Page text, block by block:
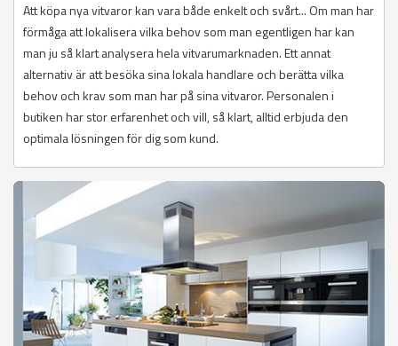
Att köpa nya vitvaror kan vara både enkelt och svårt... Om man har
förmåga att lokalisera vilka behov som man egentligen har kan
man ju så klart analysera hela vitvarumarknaden. Ett annat
alternativ är att besöka sina lokala handlare och berätta vilka
behov och krav som man har på sina vitvaror. Personalen i
butiken har stor erfarenhet och vill, så klart, alltid erbjuda den
optimala lösningen för dig som kund.